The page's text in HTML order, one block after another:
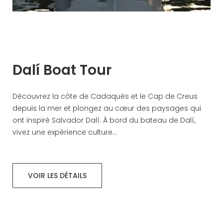
Dalí Boat Tour
Découvrez la côte de Cadaqués et le Cap de Creus
depuis la mer et plongez au cœur des paysages qui
ont inspiré Salvador Dalí. À bord du bateau de Dalí,
vivez une expérience culture...
VOIR LES DÉTAILS